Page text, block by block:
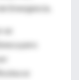
Emergencia.
un
pero
se